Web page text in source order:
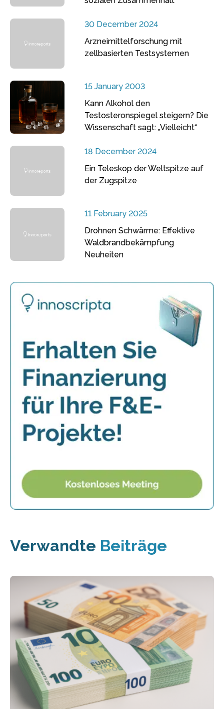
30 December 2024
Arzneimittelforschung mit
zellbasierten Testsystemen
15 January 2003
Kann Alkohol den
Testosteronspiegel steigern? Die
Wissenschaft sagt: „Vielleicht“
18 December 2024
Ein Teleskop der Weltspitze auf
der Zugspitze
11 February 2025
Drohnen Schwärme: Effektive
Waldbrandbekämpfung
Neuheiten
Verwandte Beiträge